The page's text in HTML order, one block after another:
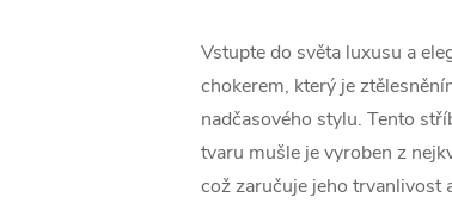
Vstupte do světa luxusu a
chokerem, který je
nadčasového stylu. Tento
tvaru mušle je vyroben z
což zaručuje jeho trvanlivost